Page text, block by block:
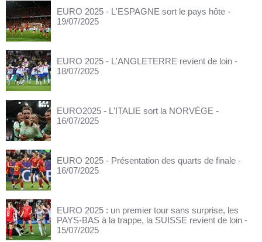
EURO 2025 - L'ESPAGNE sort le pays hôte -
19/07/2025
EURO 2025 - L'ANGLETERRE revient de loin -
18/07/2025
EURO2025 - L'ITALIE sort la NORVÈGE -
16/07/2025
EURO 2025 - Présentation des quarts de finale -
16/07/2025
EURO 2025 : un premier tour sans surprise, les
PAYS-BAS à la trappe, la SUISSE revient de loin -
15/07/2025